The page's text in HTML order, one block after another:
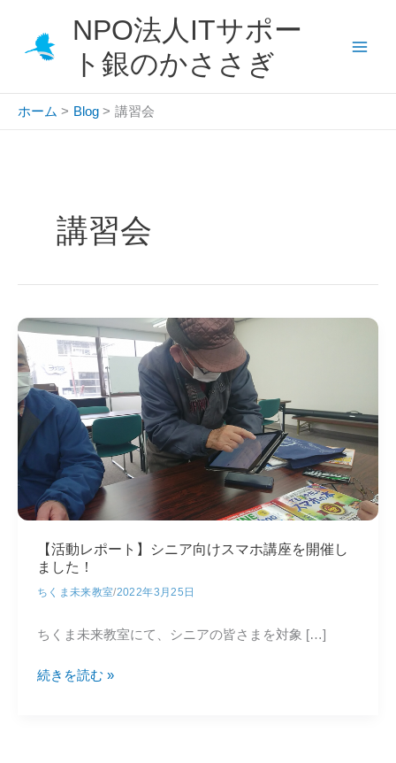
キ
NPO法人ITサポー
ト銀のかささぎ
ホーム Blog 講習会
講習会
【活動レポート】シニア向けスマホ講座を開催し
ました！
ちくま未来教室/2022年3月25日
ちくま未来教室にて、シニアの皆さまを対象 […]
【活
続きを読む »